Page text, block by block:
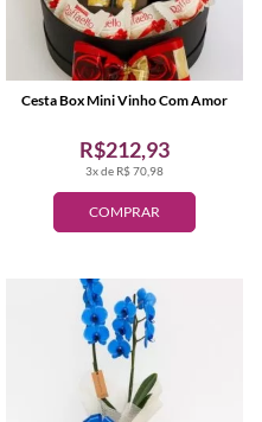
COMPRAR
3x de R$ 70,98
R$212,93
Cesta Box Mini Vinho Com Amor